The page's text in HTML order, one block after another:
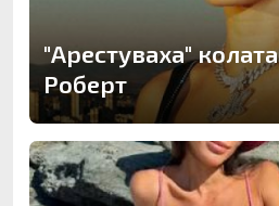
"Арестуваха"
Роберт